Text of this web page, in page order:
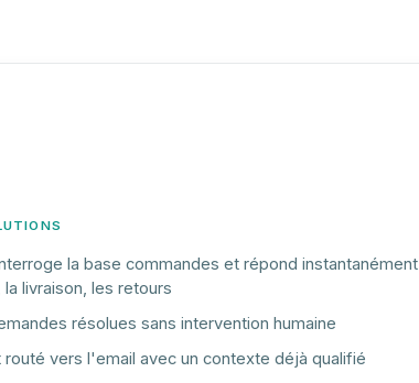
la base commandes et répond instantanément
livraison, les retours
résolues sans intervention humaine
vers l'email avec un contexte déjà qualifié